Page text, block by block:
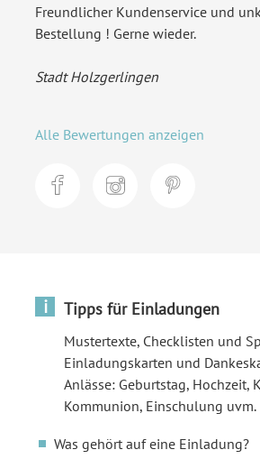
Freundlicher Kundenservice und
Bestellung ! Gerne wieder.
Stadt Holzgerlingen
Alle Bewertungen anzeigen
i Tipps für Einladungen
Mustertexte, Checklisten und
Einladungskarten und
Anlässe: Geburtstag, Hochzeit,
Kommunion, Einschulung uvm.
Was gehört auf eine Einladung?